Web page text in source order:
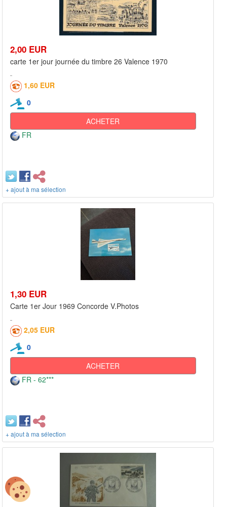
2,00 EUR
carte 1er jour journée du timbre 26 Valence 1970
1,60 EUR
0
ACHETER
FR
+ ajout à ma sélection
1,30 EUR
Carte 1er Jour 1969 Concorde V.Photos
2,05 EUR
0
ACHETER
FR - 62***
+ ajout à ma sélection